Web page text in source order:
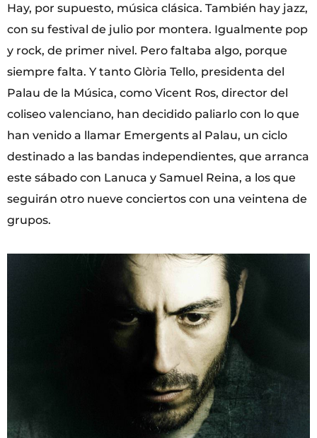
Hay, por supuesto, música clásica. También hay jazz,
con su festival de julio por montera. Igualmente pop
y rock, de primer nivel. Pero faltaba algo, porque
siempre falta. Y tanto Glòria Tello, presidenta del
Palau de la Música, como Vicent Ros, director del
coliseo valenciano, han decidido paliarlo con lo que
han venido a llamar Emergents al Palau, un ciclo
destinado a las bandas independientes, que arranca
este sábado con Lanuca y Samuel Reina, a los que
seguirán otro nueve conciertos con una veintena de
grupos.